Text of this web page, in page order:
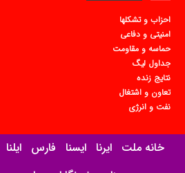
احزاب و تشکلها
امنیتی و دفاعی
حماسه و مقاومت
جداول لیگ
نتایج زنده
تعاون و اشتغال
نفت و انرژی
خانه ملت ایرنا ایسنا فارس ایلنا